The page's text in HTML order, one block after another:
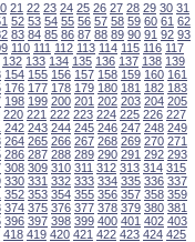
21 22 23 24 25 26 27 28 29 30 31
52 53 54 55 56 57 58 59 60 61 62
83 84 85 86 87 88 89 90 91 92 93
110 111 112 113 114 115 116 117
132 133 134 135 136 137 138 139
154 155 156 157 158 159 160 161
176 177 178 179 180 181 182 183
198 199 200 201 202 203 204 205
220 221 222 223 224 225 226 227
242 243 244 245 246 247 248 249
264 265 266 267 268 269 270 271
286 287 288 289 290 291 292 293
308 309 310 311 312 313 314 315
330 331 332 333 334 335 336 337
352 353 354 355 356 357 358 359
374 375 376 377 378 379 380 381
396 397 398 399 400 401 402 403
418 419 420 421 422 423 424 425